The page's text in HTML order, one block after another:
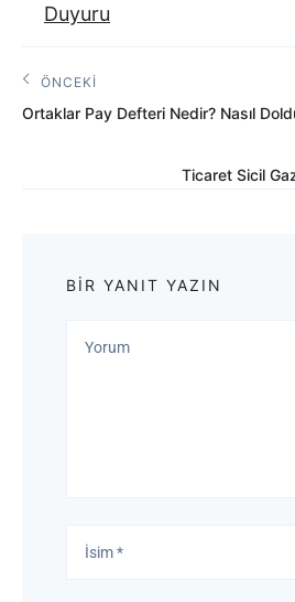
Duyuru
Yazı
gezinmesi
ÖNCEKI
Önceki
Ortaklar Pay Defteri Nedir? Nasıl
Sonraki
Ticaret Sicil
BIR YANIT YAZIN